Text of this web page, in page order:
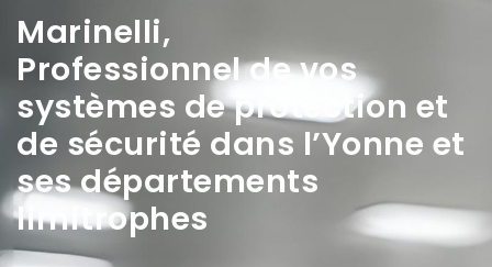
Marinelli,
Professionnel de vos
systèmes de protection et
de sécurité dans l’Yonne et
ses départements
limitrophes